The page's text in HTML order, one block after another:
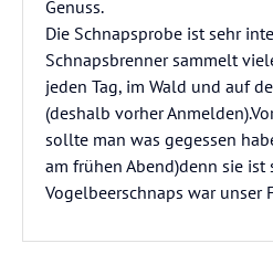
Genuss.
Die Schnapsprobe ist sehr
Schnapsbrenner sammelt
jeden Tag, im Wald und auf
(deshalb vorher
sollte man was gegessen
am frühen Abend)denn sie ist
Vogelbeerschnaps war unser